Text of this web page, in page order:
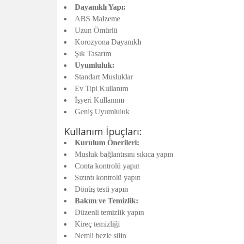
Dayanıklı Yapı:
ABS Malzeme
Uzun Ömürlü
Korozyona Dayanıklı
Şık Tasarım
Uyumluluk:
Standart Musluklar
Ev Tipi Kullanım
İşyeri Kullanımı
Geniş Uyumluluk
Kullanım İpuçları:
Kurulum Önerileri:
Musluk bağlantısını sıkıca yapın
Conta kontrolü yapın
Sızıntı kontrolü yapın
Dönüş testi yapın
Bakım ve Temizlik:
Düzenli temizlik yapın
Kireç temizliği
Nemli bezle silin